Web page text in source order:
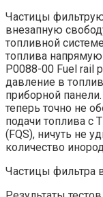
Частицы
внезапную
топливной
топлива
P0088-00 Fuel rail
давление в
приборной
теперь точно не
подачи топлива с
(FQS), ничуть не
количество
Частицы фильтра